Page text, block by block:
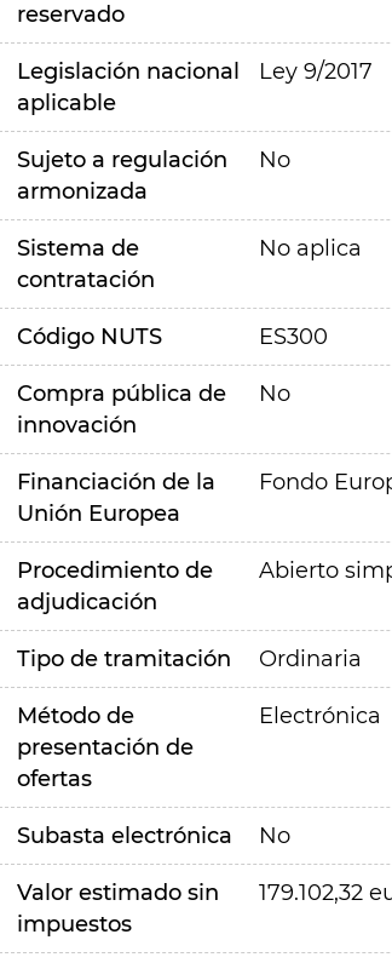
reservado
Legislación nacional
aplicable
Ley 9/2017
Sujeto a regulación
armonizada
No
Sistema de
contratación
No aplica
Código NUTS ES300
Compra pública de
innovación
No
Financiación de la
Unión Europea
Fondo
Procedimiento de
adjudicación
Abierto
Tipo de tramitación Ordinaria
Método de
presentación de
ofertas
Electrónica
Subasta electrónica No
Valor estimado sin
impuestos
179.102,32